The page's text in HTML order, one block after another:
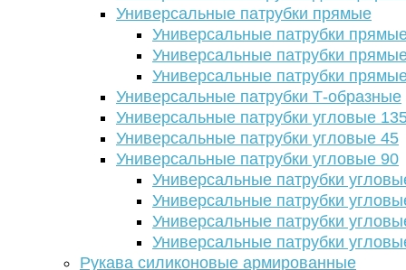
Универсальные патрубки прямые
Универсальные патрубки
Универсальные патрубки
Универсальные патрубки
Универсальные патрубки Т-образные
Универсальные патрубки угловые
Универсальные патрубки угловые 45
Универсальные патрубки угловые 90
Универсальные патрубки
Универсальные патрубки
Универсальные патрубки
Универсальные патрубки
Рукава силиконовые армированные